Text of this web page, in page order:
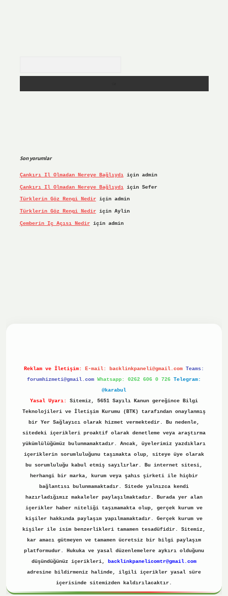
Son yorumlar
Çankırı Il Olmadan Nereye Bağlıydıiçin admin
Çankırı Il Olmadan Nereye Bağlıydıiçin Sefer
Türklerin Göz Rengi Nediriçin admin
Türklerin Göz Rengi Nediriçin Aylin
Çemberin Iç Açısı Nediriçin admin
Reklam ve İletişim: E-mail: backlinkpaneli@gmail.com Teams:
forumhizmeti@gmail.com Whatsapp: 0262 606 0 726 Telegram:
@karabul
Yasal Uyarı:
Sitemiz, 5651 Sayılı Kanun gereğince Bilgi
Teknolojileri ve İletişim Kurumu (BTK) tarafından onaylanmış
bir Yer Sağlayıcı olarak hizmet vermektedir. Bu nedenle,
sitedeki içerikleri proaktif olarak denetleme veya araştırma
yükümlülüğümüz bulunmamaktadır. Ancak, üyelerimiz yazdıkları
içeriklerin sorumluluğunu taşımakta olup, siteye üye olarak
bu sorumluluğu kabul etmiş sayılırlar. Bu internet sitesi,
herhangi bir marka, kurum veya şahıs şirketi ile hiçbir
bağlantısı bulunmamaktadır. Sitede yalnızca kendi
hazırladığımız makaleler paylaşılmaktadır. Burada yer alan
içerikler haber niteliği taşımamakta olup, gerçek kurum ve
kişiler hakkında paylaşım yapılmamaktadır. Gerçek kurum ve
kişiler ile isim benzerlikleri tamamen tesadüfidir. Sitemiz,
kar amacı gütmeyen ve tamamen ücretsiz bir bilgi paylaşım
platformudur. Hukuka ve yasal düzenlemelere aykırı olduğunu
düşündüğünüz içerikleri,
backlinkpanelicomtr@gmail.com
adresine bildirmeniz halinde, ilgili içerikler yasal süre
içerisinde sitemizden kaldırılacaktır.